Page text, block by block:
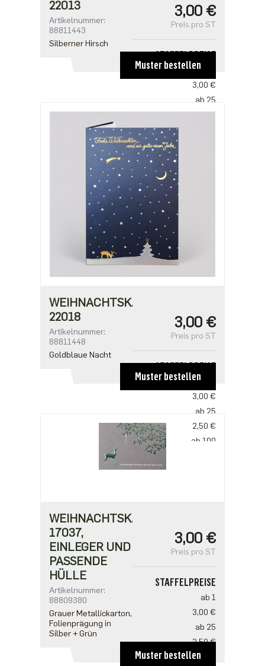
22013
Artikelnummer:
88811443
Silberner Hirsch
3,00 €
Preis pro ST
STAFFELPREISE
ab 1
3,00 €
ab 25
2,50 €
Muster bestellen
WEIHNACHTSKARTE
22018
Artikelnummer:
88811448
Goldblaue Nacht
3,00 €
Preis pro ST
STAFFELPREISE
ab 1
3,00 €
ab 25
2,50 €
ab 100
Muster bestellen
WEIHNACHTSKARTE
17037,
EINLEGER UND
PASSENDE
HÜLLE
Artikelnummer:
88809380
Grauer Metallickarton,
Folienprägung in
Silber + Grün
3,00 €
Preis pro ST
STAFFELPREISE
ab 1
3,00 €
ab 25
2,50 €
ab 100
Muster bestellen